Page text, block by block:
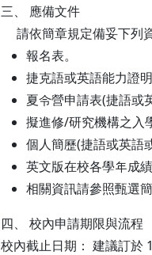
三、 應備文件
請依簡章規定備妥下列
報名表。
捷克語或英語能力證
夏令營申請表(捷語或
擬進修/研究機構之入
個人簡歷(捷語或英語
英文版在校各學年成
相關資訊請參照甄選
四、 校內申請期限與流程
校內截止日期： 建議訂於